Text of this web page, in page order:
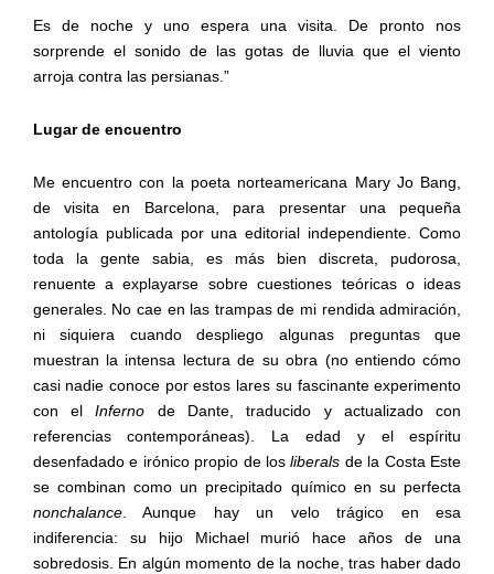
Es de noche y uno espera una visita. De pronto nos
sorprende el sonido de las gotas de lluvia que el viento
arroja contra las persianas.”
Lugar de encuentro
Me encuentro con la poeta norteamericana Mary Jo Bang,
de visita en Barcelona, para presentar una pequeña
antología publicada por una editorial independiente. Como
toda la gente sabia, es más bien discreta, pudorosa,
renuente a explayarse sobre cuestiones teóricas o ideas
generales. No cae en las trampas de mi rendida admiración,
ni siquiera cuando despliego algunas preguntas que
muestran la intensa lectura de su obra (no entiendo cómo
casi nadie conoce por estos lares su fascinante experimento
con elInferno de Dante, traducido y actualizado con
referencias contemporáneas). La edad y el espíritu
desenfadado e irónico propio de losliberals de la Costa Este
se combinan como un precipitado químico en su perfecta
nonchalance. Aunque hay un velo trágico en esa
indiferencia: su hijo Michael murió hace años de una
sobredosis. En algún momento de la noche, tras haber dado